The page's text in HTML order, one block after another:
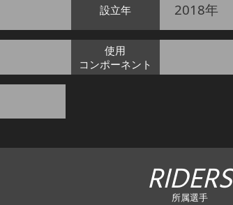
設立年 2018年
使用
コンポーネント
RIDERS
所属選手